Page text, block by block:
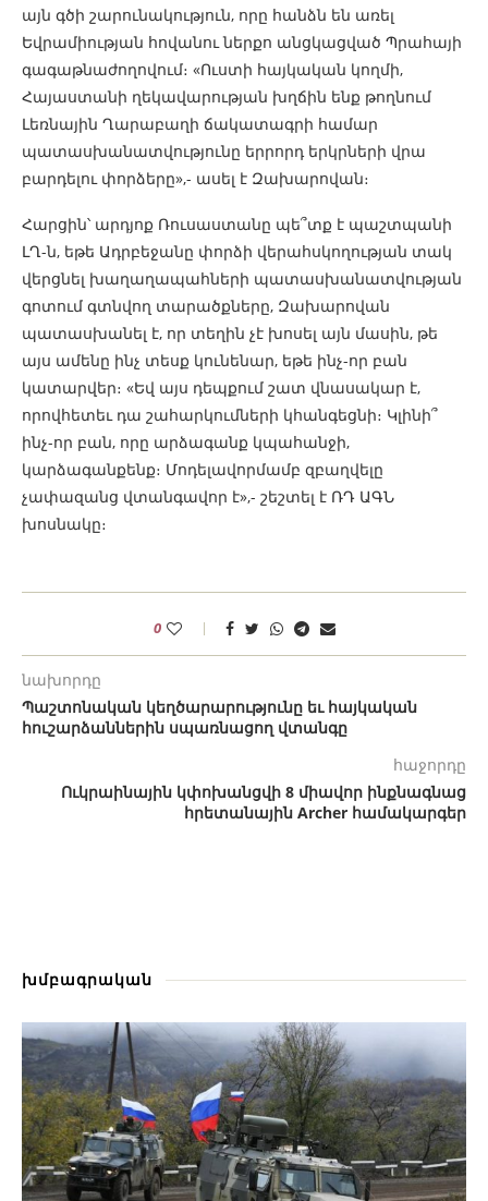
այն գծի շարունակություն, որը հանձն են առել
Եվրամիության հովանու ներքո անցկացված Պրահայի
գագաթնաժողովում։ «Ուստի հայկական կողմի,
Հայաստանի ղեկավարության խղճին ենք թողնում
Լեռնային Ղարաբաղի ճակատագրի համար
պատասխանատվությունը երրորդ երկրների վրա
բարդելու փորձերը»,- ասել է Զախարովան։
Հարցին՝ արդյոք Ռուսաստանը պե՞տք է պաշտպանի
ԼՂ-ն, եթե Ադրբեջանը փորձի վերահսկողության տակ
վերցնել խաղաղապահների պատասխանատվության
գոտում գտնվող տարածքները, Զախարովան
պատասխանել է, որ տեղին չէ խոսել այն մասին, թե
այս ամենը ինչ տեսք կունենար, եթե ինչ-որ բան
կատարվեր։ «Եվ այս դեպքում շատ վնասակար է,
որովհետեւ դա շահարկումների կհանգեցնի։ Կլինի՞
ինչ-որ բան, որը արձագանք կպահանջի,
կարձագանքենք։ Մոդելավորմամբ զբաղվելը
չափազանց վտանգավոր է»,- շեշտել է ՌԴ ԱԳՆ
խոսնակը։
0
նախորդը
Պաշտոնական կեղծարարությունը եւ հայկական
հուշարձաններին սպառնացող վտանգը
հաջորդը
Ուկրաինային կփոխանցվի 8 միավոր ինքնագնաց
հրետանային Archer համակարգեր
խմբագրական